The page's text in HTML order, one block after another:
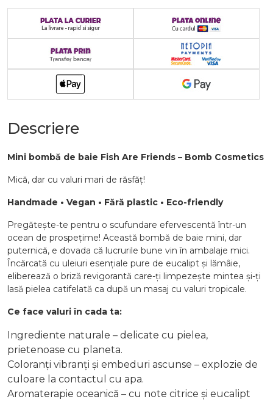
Descriere
Mini bombă de baie Fish Are Friends – Bomb Cosmetics
Mică, dar cu valuri mari de răsfăț!
Handmade • Vegan • Fără plastic • Eco-friendly
Pregătește-te pentru o scufundare efervescentă într-un
ocean de prospețime! Această bombă de baie mini, dar
puternică, e dovada că lucrurile bune vin în ambalaje mici.
Încărcată cu uleiuri esențiale pure de eucalipt și lămâie,
eliberează o briză revigorantă care-ți limpezește mintea și-ți
lasă pielea catifelată ca după un masaj cu valuri tropicale.
Ce face valuri în cada ta:
Ingrediente naturale – delicate cu pielea,
prietenoase cu planeta.
Coloranți vibranți și embeduri ascunse – explozie de
culoare la contactul cu apa.
Aromaterapie oceanică – cu note citrice și eucalipt